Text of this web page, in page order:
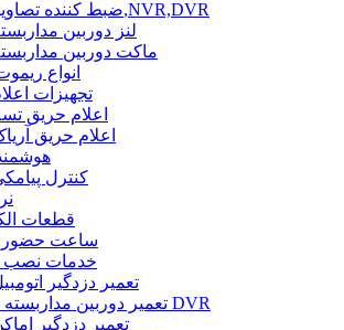
ضبط کننده تصاویر,NVR,DVR
لنز دوربین
ماکت دوربین
انواع
تجهیزات
اعلام حریق
اعلام حریق
کنترل
قطعات
ساعت حضور
خدمات نصب
تعمیر دزدگیر
تعمیر دوربین مداربسته و DVR
تعمیر دزدگیر